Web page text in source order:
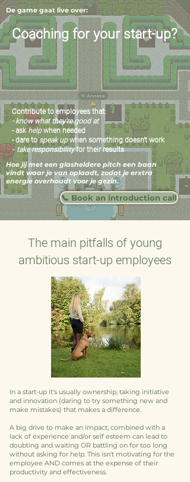
De game gaat live over:
Coaching for your start-up?
Contribute to employees that:
- know what they're good at
- askhelpwhen needed
- dare tospeak upwhen something doesn't work
- take responsibilityfor their results
Hoe jij met een glasheldere pitch een baan
vindt waar je van oplaadt, zodat je erxtra
energie overhoudt voor je gezin.
📞 Book an introduction call
The main pitfalls of young
ambitious start-up employees
In a start-up it's usually ownership, taking initiative
and innovation (daring to try something new and
make mistakes) that makes a difference.
A big drive to make an impact, combined with a
lack of experience and/or self esteem can lead to
doubting and waiting OR battling on for too long
without asking for help. This isn't motivating for the
employee AND comes at the expense of their
productivity and effectiveness.